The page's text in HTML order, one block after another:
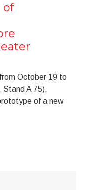
of
October 19 to
Stand A 75),
of a new